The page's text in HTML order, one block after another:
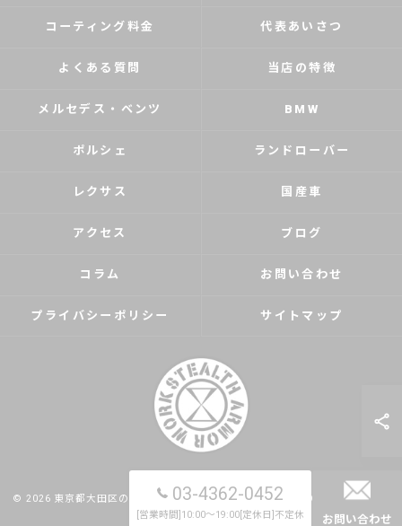
03-4362-0452
[営業時間]10:00～19:00[定休日]不定休 お問い合わせ
コーティング料金 代表あいさつ
よくある質問 当店の特徴
メルセデス・ベンツ BMW
ポルシェ ランドローバー
レクサス 国産車
アクセス ブログ
コラム お問い合わせ
プライバシーポリシー サイトマップ
© 2026 東京都大田区のカーコーティングならSTEALTH ARMOR WORKS ALL
RIGHTS RESERVED.